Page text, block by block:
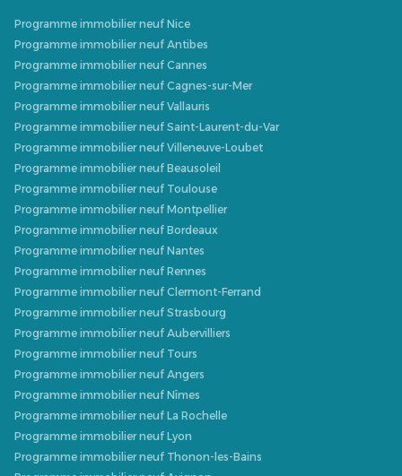
Programme immobilier neuf Nice
Programme immobilier neuf Antibes
Programme immobilier neuf Cannes
Programme immobilier neuf Cagnes-sur-Mer
Programme immobilier neuf Vallauris
Programme immobilier neuf Saint-Laurent-du-Var
Programme immobilier neuf Villeneuve-Loubet
Programme immobilier neuf Beausoleil
Programme immobilier neuf Toulouse
Programme immobilier neuf Montpellier
Programme immobilier neuf Bordeaux
Programme immobilier neuf Nantes
Programme immobilier neuf Rennes
Programme immobilier neuf Clermont-Ferrand
Programme immobilier neuf Strasbourg
Programme immobilier neuf Aubervilliers
Programme immobilier neuf Tours
Programme immobilier neuf Angers
Programme immobilier neuf Nîmes
Programme immobilier neuf La Rochelle
Programme immobilier neuf Lyon
Programme immobilier neuf Thonon-les-Bains